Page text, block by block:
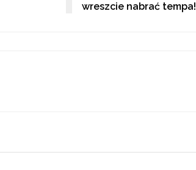
wreszcie nabrać tempa!